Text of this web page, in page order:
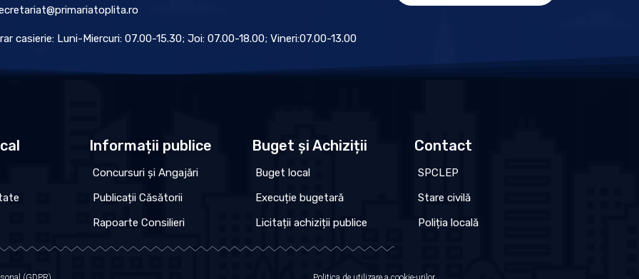
casierie: Luni-Miercuri: 07.00-15.30; Joi: 07.00-18.00; Vineri:07.00-13.00
Informații publice
Concursuri și Angajări
Publicații Căsătorii
Rapoarte Consilieri
Buget și Achiziții
Buget local
Execuție bugetară
Licitații achiziții publice
Contact
SPCLEP
Stare civilă
Poliția locală